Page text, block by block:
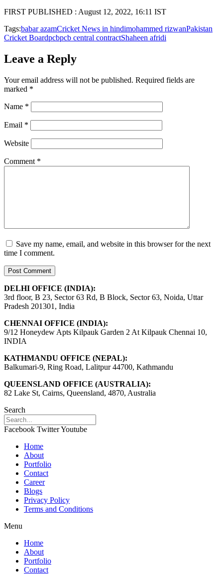
FIRST PUBLISHED : August 12, 2022, 16:11 IST
Tags:babar azamCricket News in hindimohammed rizwanPakistan
Cricket Boardpcbpcb central contractShaheen afridi
Leave a Reply
Your email address will not be published. Required fields are
marked *
Name *
Email *
Website
Comment *
Save my name, email, and website in this browser for the next
time I comment.
DELHI OFFICE (INDIA):
3rd floor, B 23, Sector 63 Rd, B Block, Sector 63, Noida, Uttar
Pradesh 201301, India
CHENNAI OFFICE (INDIA):
9/12 Honeydew Apts Kilpauk Garden 2 At Kilpauk Chennai 10,
INDIA
KATHMANDU OFFICE (NEPAL):
Balkumari-9, Ring Road, Lalitpur 44700, Kathmandu
QUEENSLAND OFFICE (AUSTRALIA):
82 Lake St, Cairns, Queensland, 4870, Australia
Search
Facebook TwitterYoutube
Home
About
Portfolio
Contact
Career
Blogs
Privacy Policy
Terms and Conditions
Menu
Home
About
Portfolio
Contact